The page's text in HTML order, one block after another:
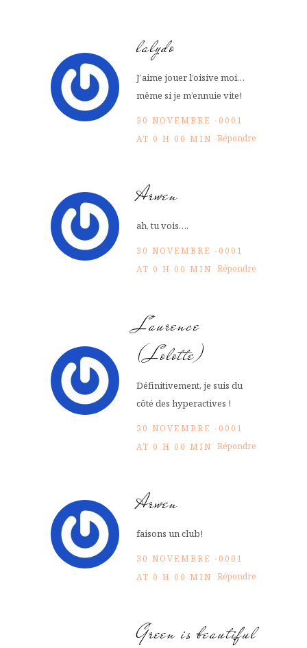
lalydo
J’aime jouer l’oisive moi…
même si je m’ennuie vite!
30 NOVEMBRE -0001
AT 0 H 00 MIN Répondre
Arwen
ah, tu vois….
30 NOVEMBRE -0001
AT 0 H 00 MIN Répondre
Laurence
(Lolotte)
Définitivement, je suis du
côté des hyperactives !
30 NOVEMBRE -0001
AT 0 H 00 MIN Répondre
Arwen
faisons un club!
30 NOVEMBRE -0001
AT 0 H 00 MIN Répondre
Green is beautiful